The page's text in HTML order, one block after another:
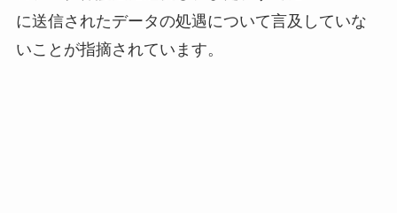
に送信されたデータの処遇について言及していな
いことが指摘されています。